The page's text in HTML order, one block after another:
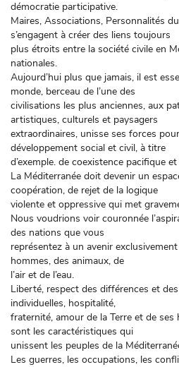
démocratie participative.
Maires, Associations, Personnalités
s’engagent à créer des liens toujours
plus étroits entre la société civile en
nationales.
Aujourd’hui plus que jamais, il est
monde, berceau de l’une des
civilisations les plus anciennes, aux
artistiques, culturels et paysagers
extraordinaires, unisse ses forces
développement social et civil, à titre
d’exemple. de coexistence pacifique et
La Méditerranée doit devenir un
coopération, de rejet de la logique
violente et oppressive qui met
Nous voudrions voir couronnée
des nations que vous
représentez à un avenir
hommes, des animaux, de
l’air et de l’eau.
Liberté, respect des différences et
individuelles, hospitalité,
fraternité, amour de la Terre et de ses
sont les caractéristiques qui
unissent les peuples de la
Les guerres, les occupations, les